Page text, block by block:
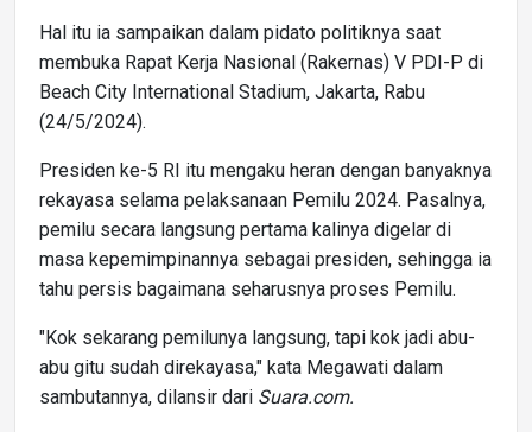
Hal itu ia sampaikan dalam pidato politiknya saat
membuka Rapat Kerja Nasional (Rakernas) V PDI-P di
Beach City International Stadium, Jakarta, Rabu
(24/5/2024).
Presiden ke-5 RI itu mengaku heran dengan banyaknya
rekayasa selama pelaksanaan Pemilu 2024. Pasalnya,
pemilu secara langsung pertama kalinya digelar di
masa kepemimpinannya sebagai presiden, sehingga ia
tahu persis bagaimana seharusnya proses Pemilu.
"Kok sekarang pemilunya langsung, tapi kok jadi abu-
abu gitu sudah direkayasa," kata Megawati dalam
sambutannya, dilansir dari Suara.com.